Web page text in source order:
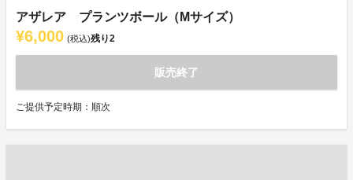
アザレア プランツボール（Mサイズ）
¥6,000 (税込)残り2
販売終了
ご提供予定時期：順次